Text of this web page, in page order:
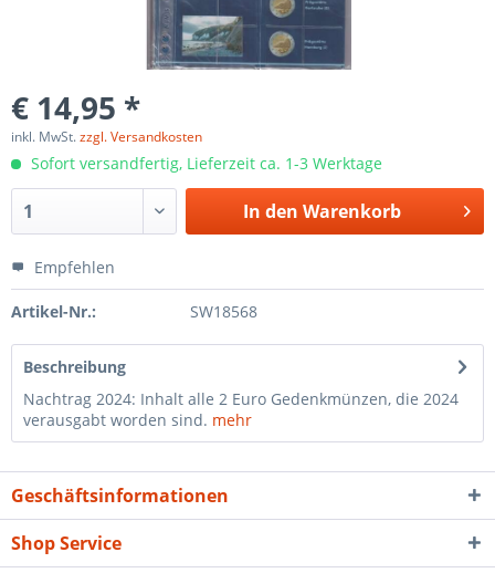
€ 14,95 *
inkl. MwSt.zzgl. Versandkosten
Sofort versandfertig, Lieferzeit ca. 1-3 Werktage
In den Warenkorb
Empfehlen
Artikel-Nr.: SW18568
Beschreibung
Nachtrag 2024: Inhalt alle 2 Euro Gedenkmünzen, die 2024
verausgabt worden sind. mehr
Geschäftsinformationen
Shop Service